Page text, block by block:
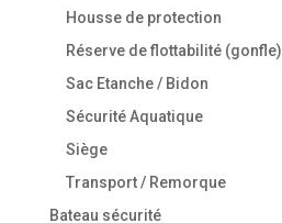
Housse de protection
Réserve de flottabilité (gonfle)
Sac Etanche / Bidon
Sécurité Aquatique
Siège
Transport / Remorque
Bateau sécurité